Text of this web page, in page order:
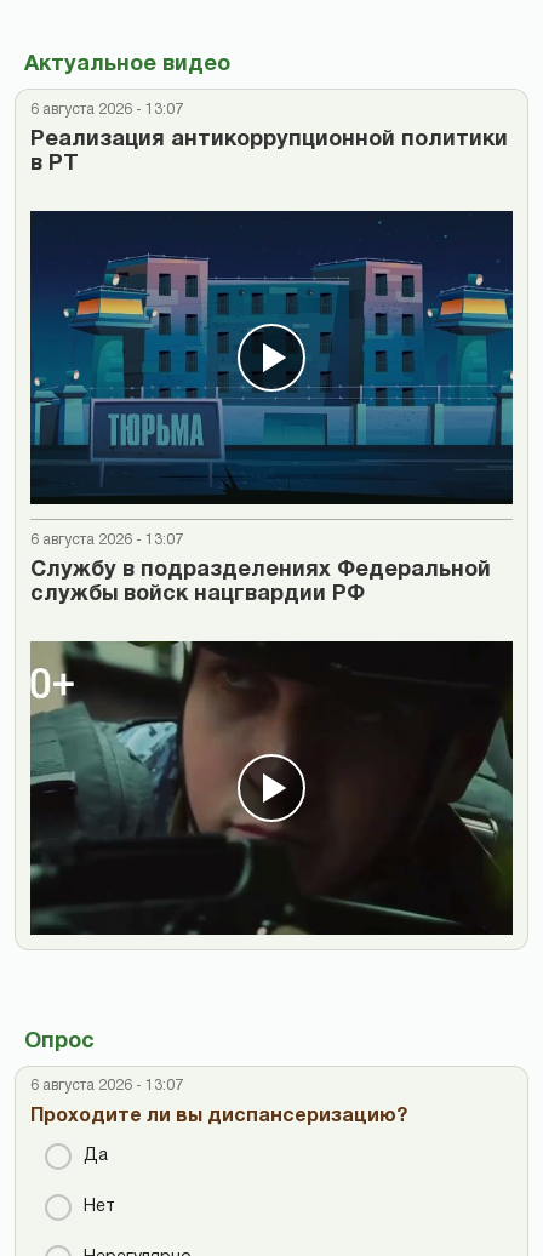
Актуальное видео
6 августа 2026 - 13:07
Реализация антикоррупционной политики
в РТ
6 августа 2026 - 13:07
Cлужбу в подразделениях Федеральной
службы войск нацгвардии РФ
Опрос
6 августа 2026 - 13:07
Проходите ли вы диспансеризацию?
Да
Нет